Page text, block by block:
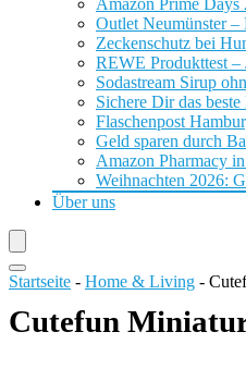
Amazon Prime Days
Outlet Neumünster –
Zeckenschutz bei
REWE Produkttest –
Sodastream Sirup
Sichere Dir das
Flaschenpost
Geld sparen durch
Amazon Pharmacy
Weihnachten 2026:
Über uns
Startseite - Home & Living -
Cutefun